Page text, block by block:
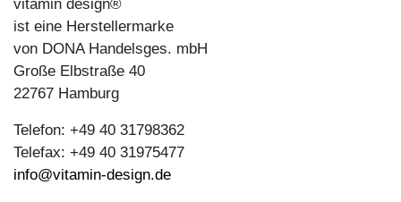
vitamin design®
ist eine Herstellermarke
von DONA Handelsges. mbH
Große Elbstraße 40
22767 Hamburg
Telefon: +49 40 31798362
Telefax: +49 40 31975477
info@vitamin-design.de